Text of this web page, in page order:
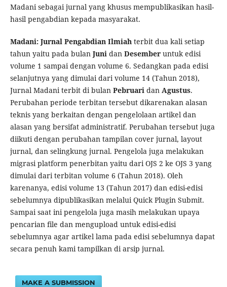
Madani sebagai jurnal yang khusus mempublikasikan hasil-
hasil pengabdian kepada masyarakat.
Madani: Jurnal Pengabdian Ilmiahterbit dua kali setiap
tahun yaitu pada bulan Junidan Desemberuntuk edisi
volume 1 sampai dengan volume 6. Sedangkan pada edisi
selanjutnya yang dimulai dari volume 14 (Tahun 2018),
Jurnal Madani terbit di bulan Pebruaridan Agustus.
Perubahan periode terbitan tersebut dikarenakan alasan
teknis yang berkaitan dengan pengelolaan artikel dan
alasan yang bersifat administratif. Perubahan tersebut juga
diikuti dengan perubahan tampilan cover jurnal, layout
jurnal, dan selingkung jurnal. Pengelola juga melakukan
migrasi platform penerbitan yaitu dari OJS 2 ke OJS 3 yang
dimulai dari terbitan volume 6 (Tahun 2018). Oleh
karenanya, edisi volume 13 (Tahun 2017) dan edisi-edisi
sebelumnya dipublikasikan melalui Quick Plugin Submit.
Sampai saat ini pengelola juga masih melakukan upaya
pencarian file dan mengupload untuk edisi-edisi
sebelumnya agar artikel lama pada edisi sebelumnya dapat
secara penuh kami tampilkan di arsip jurnal.
MAKE A SUBMISSION